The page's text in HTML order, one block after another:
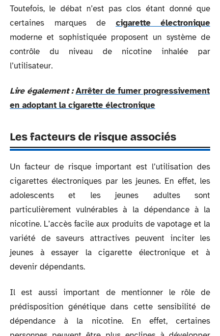
Toutefois, le débat n’est pas clos étant donné que
certaines marques de cigarette électronique
moderne et sophistiquée proposent un système de
contrôle du niveau de nicotine inhalée par
l’utilisateur.
Lire également : Arrêter de fumer progressivement
en adoptant la cigarette électronique
Les facteurs de risque associés
Un facteur de risque important est l’utilisation des
cigarettes électroniques par les jeunes. En effet, les
adolescents et les jeunes adultes sont
particulièrement vulnérables à la dépendance à la
nicotine. L’accès facile aux produits de vapotage et la
variété de saveurs attractives peuvent inciter les
jeunes à essayer la cigarette électronique et à
devenir dépendants.
Il est aussi important de mentionner le rôle de
prédisposition génétique dans cette sensibilité de
dépendance à la nicotine. En effet, certaines